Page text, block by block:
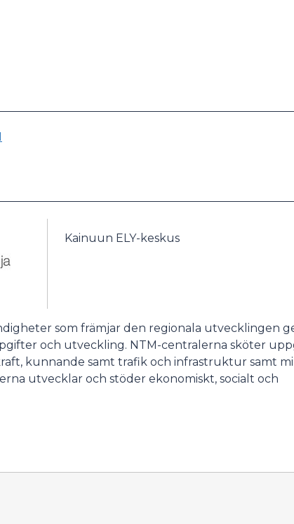
Kainuun ELY-keskus
som främjar den regionala utvecklingen
och utveckling. NTM-centralerna sköter
kunnande samt trafik och infrastruktur samt
utvecklar och stöder ekonomiskt, socialt och